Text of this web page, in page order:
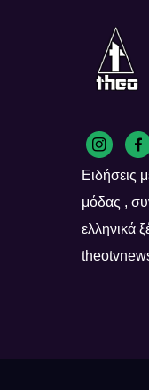
Ειδήσεις
μόδας ,
ελληνικά